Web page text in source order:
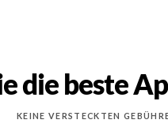
die beste
KEINE VERSTECKTEN